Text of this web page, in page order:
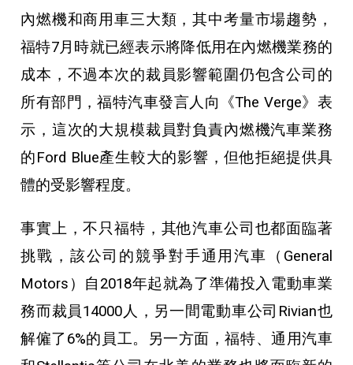
內燃機和商用車三大類，其中考量市場趨勢，
福特7月時就已經表示將降低用在內燃機業務的
成本，不過本次的裁員影響範圍仍包含公司的
所有部門，福特汽車發言人向《The Verge》表
示，這次的大規模裁員對負責內燃機汽車業務
的Ford Blue產生較大的影響，但他拒絕提供具
體的受影響程度。
事實上，不只福特，其他汽車公司也都面臨著
挑戰，該公司的競爭對手通用汽車（General
Motors）自2018年起就為了準備投入電動車業
務而裁員14000人，另一間電動車公司Rivian也
解僱了6%的員工。另一方面，福特、通用汽車